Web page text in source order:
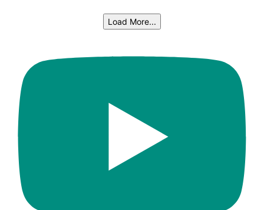
Load More...